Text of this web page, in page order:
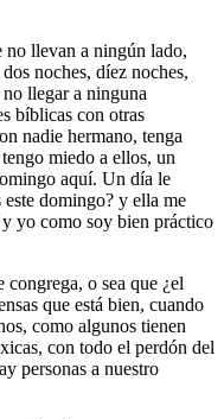
no llevan a ningún lado,
noches, díez noches,
llegar a ninguna
bíblicas con otras
nadie hermano, tenga
miedo a ellos, un
aquí. Un día le
domingo? y ella me
yo como soy bien práctico
o sea que ¿el
que está bien, cuando
como algunos tienen
con todo el perdón del
personas a nuestro